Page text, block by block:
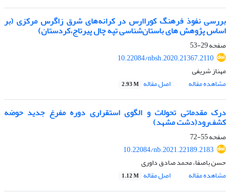
بررسی نفوذ فرهنگ کوراارس در کرانه‌های شرق زاگرس مرکزی (بر
اساس پژوهش های باستان‌شناسی تپه چال پیرتاج،کردستان)
صفحه29-53
10.22084/nbsh.2020.21367.2110
مهناز شریفی
مشاهده مقاله
اصل مقاله 2.93 M
درک مقدماتی تحولات و الگوی استقراری دوره مفرغ جدید حوضه
کشف‌رود(دشت مشهد)
صفحه55-72
10.22084/nb.2021.22189.2183
حسن باصفا، محمد صادق داوری
مشاهده مقاله
اصل مقاله 1.12 M